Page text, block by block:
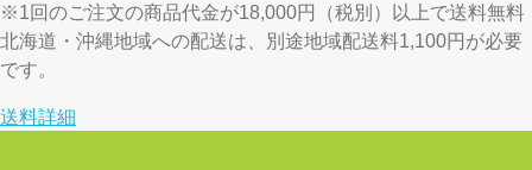
※1回のご注文の商品代金が18,000円（税別）以上で送料無料
北海道・沖縄地域への配送は、別途地域配送料1,100円が必要
です。
送料詳細